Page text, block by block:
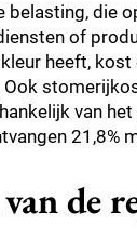
belasting, die
of
heeft,
van
21,8%
de